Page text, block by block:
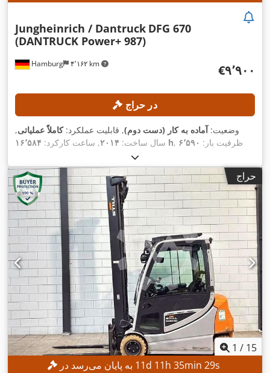
Hamburg ۴٬۱۶۲ km
Jungheinrich / Dantruck DFG 670
(DANTRUCK Power+ 987)
‎€۹٬۹۰۰
در حراج
وضعیت:آماده به کار (دست دوم), قابلیت عملکرد:کاملاً عملیاتی,
سال ساخت: ۲۰۱۴, ساعت کارکرد: ۱۶٬۵۸۴ h , ظرفیت بار: ۶٬۵۹۰
۴٬۰۱۰ میلی‌متر
میلی‌متر, عرض شاسی شاخک:۲٬۰۰۰ میلی‌متر
, طول شاخک‌ها:
۱٬۸۰۰ میلی‌متر, حراج
1 / 15
11d 11h 35min 27s